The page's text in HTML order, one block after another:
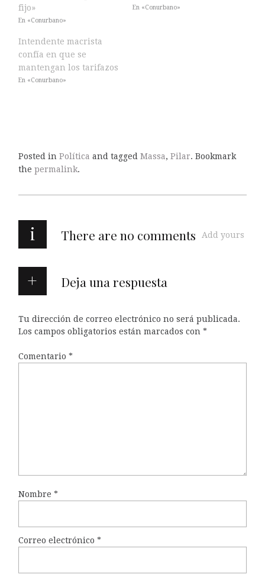
fijo»
En «Conurbano»
En «Conurbano»
Intendente macrista
confía en que se
mantengan los tarifazos
En «Conurbano»
Posted in Política and tagged Massa, Pilar. Bookmark
the permalink.
i There are no comments Add yours
Deja una respuesta
Tu dirección de correo electrónico no será publicada.
Los campos obligatorios están marcados con *
Comentario *
Nombre *
Correo electrónico *